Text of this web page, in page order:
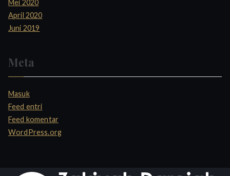
Mei 2020
April 2020
Juni 2019
Meta
Masuk
Feed entri
Feed komentar
WordPress.org